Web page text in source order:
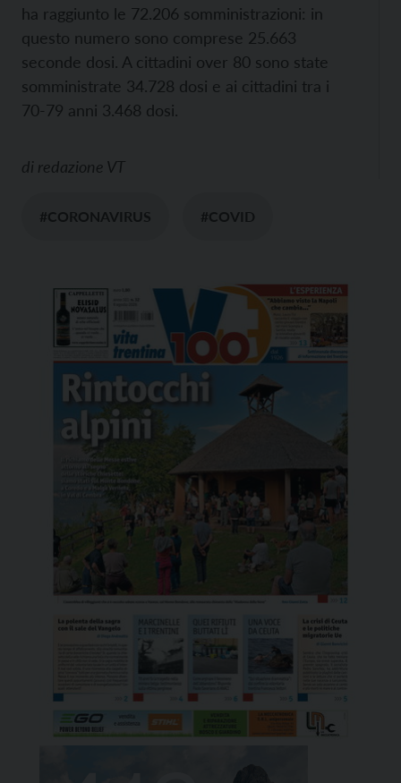
ha raggiunto le 72.206 somministrazioni: in
questo numero sono comprese 25.663
seconde dosi. A cittadini over 80 sono state
somministrate 34.728 dosi e ai cittadini tra i
70-79 anni 3.468 dosi.
di redazione VT
#CORONAVIRUS #COVID